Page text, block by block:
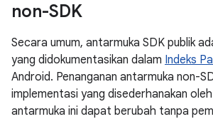
non-SDK
Secara umum, antarmuka SDK publik
yang didokumentasikan dalam Indeks
Android. Penanganan antarmuka non-
implementasi yang disederhanakan
antarmuka ini dapat berubah tanpa